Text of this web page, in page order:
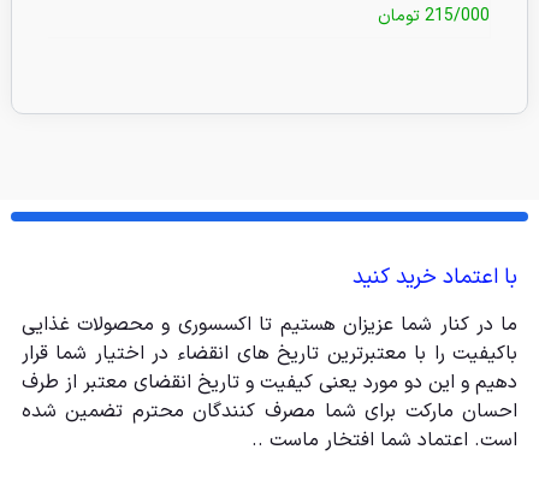
215/000تومان
با اعتماد خرید کنید
ما در کنار شما عزیزان هستیم تا اکسسوری و محصولات غذایی
باکیفیت را با معتبرترین تاریخ های انقضاء در اختیار شما قرار
دهیم و این دو مورد یعنی کیفیت و تاریخ انقضای معتبر از طرف
احسان مارکت برای شما مصرف کنندگان محترم تضمین شده
است. اعتماد شما افتخار ماست ..